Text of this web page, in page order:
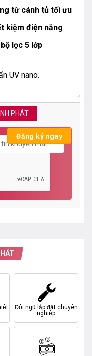
từ cánh tủ tối ưu
kiệm điện năng
bộ lọc 5 lớp
UV nano.
PHÁT
Đội ngũ lắp đặt chuyên
nghiệp